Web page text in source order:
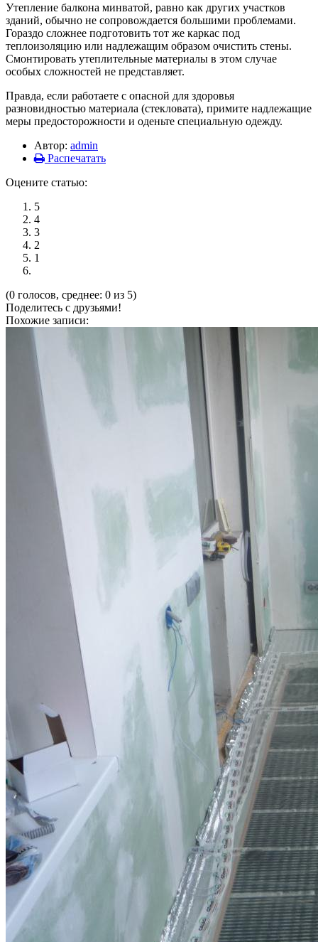
Утепление балкона минватой, равно как других участков
зданий, обычно не сопровождается большими проблемами.
Гораздо сложнее подготовить тот же каркас под
теплоизоляцию или надлежащим образом очистить стены.
Смонтировать утеплительные материалы в этом случае
особых сложностей не представляет.
Правда, если работаете с опасной для здоровья
разновидностью материала (стекловата), примите надлежащие
меры предосторожности и оденьте специальную одежду.
Автор: admin
Распечатать
Оцените статью:
5
4
3
2
1
(0 голосов, среднее: 0 из 5)
Поделитесь с друзьями!
Похожие записи: